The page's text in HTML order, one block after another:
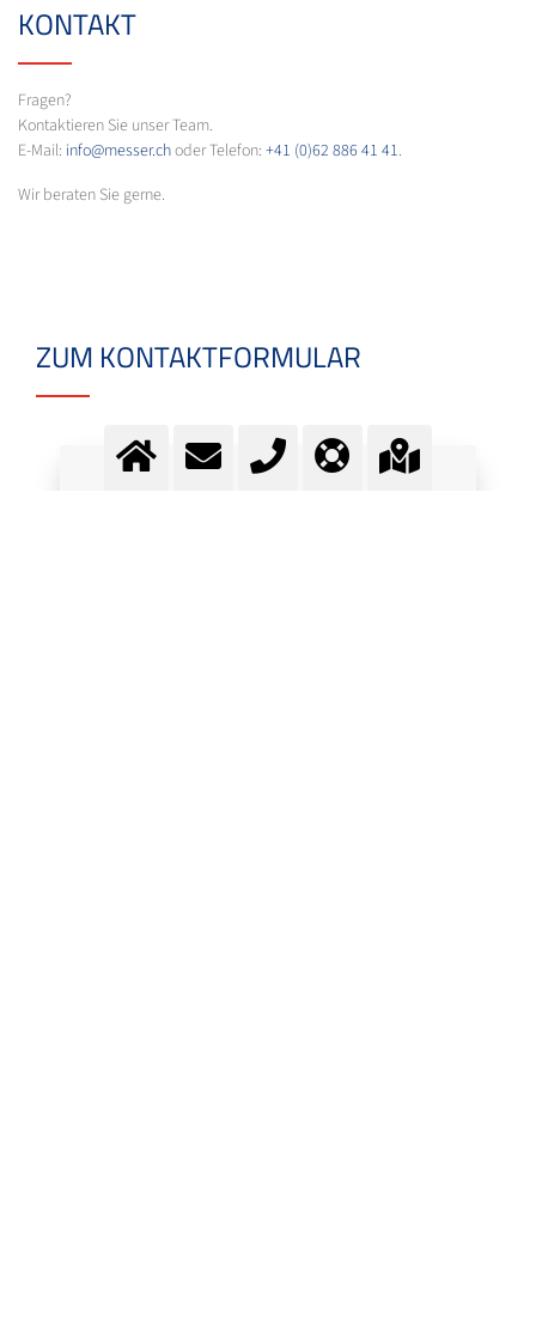
KONTAKT
Fragen?
Kontaktieren Sie unser Team.
E-Mail: info@messer.choder Telefon: +41 (0)62 886 41 41.
Wir beraten Sie gerne.
ZUM KONTAKTFORMULAR